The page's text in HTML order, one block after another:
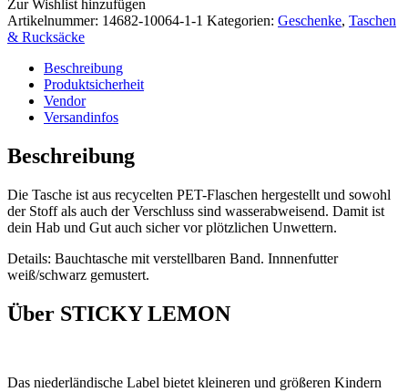
Zur Wishlist hinzufügen
Artikelnummer: 14682-10064-1-1 Kategorien: Geschenke, Taschen
& Rucksäcke
Beschreibung
Produktsicherheit
Vendor
Versandinfos
Beschreibung
Die Tasche ist aus recycelten PET-Flaschen hergestellt und sowohl
der Stoff als auch der Verschluss sind wasserabweisend. Damit ist
dein Hab und Gut auch sicher vor plötzlichen Unwettern.
Details: Bauchtasche mit verstellbaren Band. Innnenfutter
weiß/schwarz gemustert.
Über STICKY LEMON
Das niederländische Label bietetkleineren und größeren Kindern